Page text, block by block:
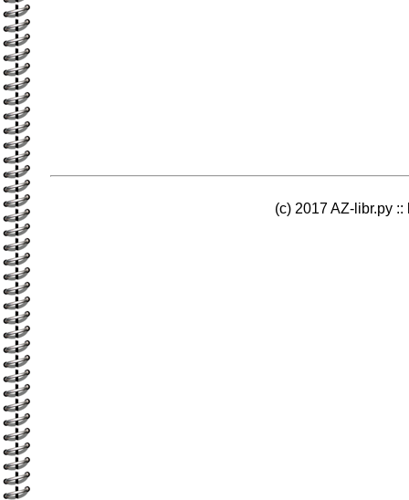
(c) 2017 AZ-libr.ру ::